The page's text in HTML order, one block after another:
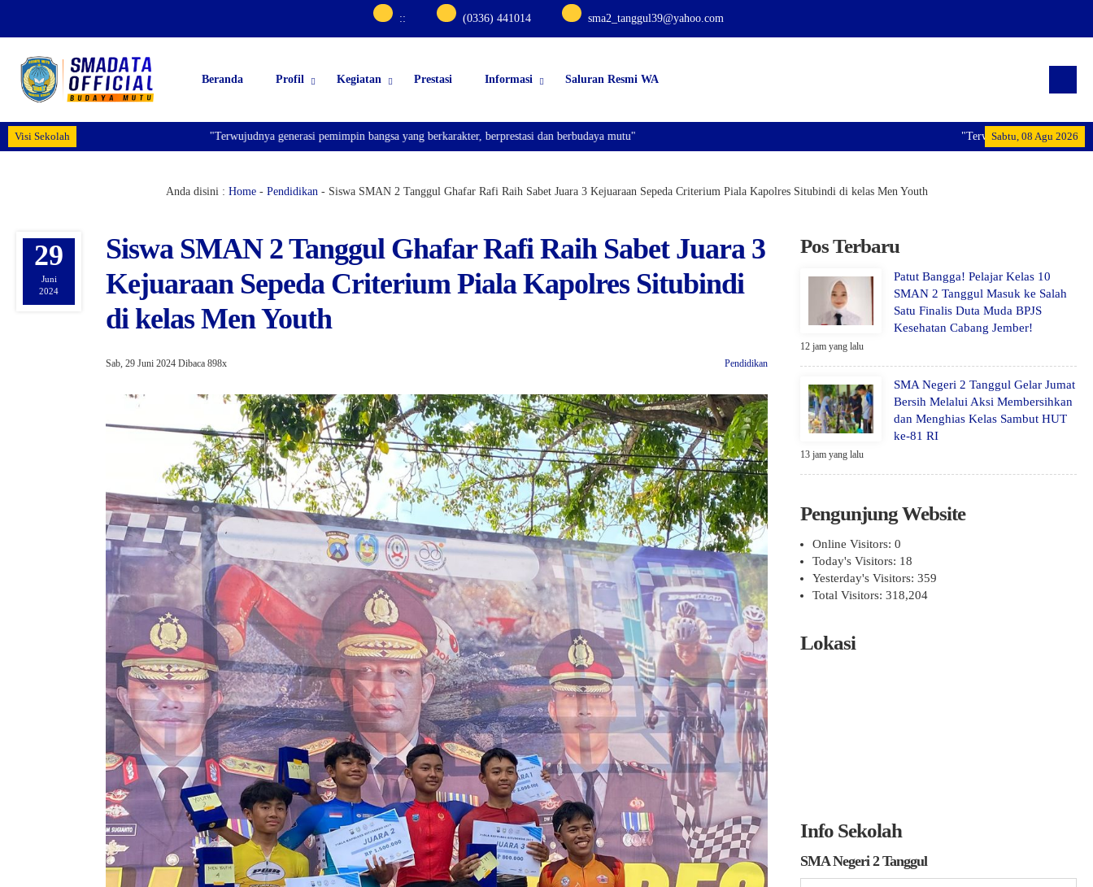
:: (0336) 441014 sma2_tanggul39@yahoo.com
Beranda Profil Kegiatan Prestasi Informasi Saluran Resmi WA
Visi Sekolah Sabtu, 08 Agu 2026
"Terwujudnya generasi
"Terwujudnya generasi pemimpin bangsa yang berkarakter, berprestasi dan berbudaya mutu"
Anda disini : Home- Pendidikan- Siswa SMAN 2 Tanggul Ghafar Rafi Raih Sabet Juara 3 Kejuaraan Sepeda Criterium Piala Kapolres Situbindi di kelas Men Youth
29
Juni
2024
Siswa SMAN 2 Tanggul Ghafar Rafi Raih Sabet Juara 3
Kejuaraan Sepeda Criterium Piala Kapolres Situbindi
di kelas Men Youth
Sab, 29 Juni 2024 Dibaca 898x Pendidikan
Pos Terbaru
Patut Bangga! Pelajar Kelas 10
SMAN 2 Tanggul Masuk ke Salah
Satu Finalis Duta Muda BPJS
Kesehatan Cabang Jember!
12 jam yang lalu
SMA Negeri 2 Tanggul Gelar Jumat
Bersih Melalui Aksi Membersihkan
dan Menghias Kelas Sambut HUT
ke-81 RI
13 jam yang lalu
Pengunjung Website
Online Visitors: 0
Today's Visitors: 18
Yesterday's Visitors: 359
Total Visitors: 318,204
Lokasi
Info Sekolah
SMA Negeri 2 Tanggul